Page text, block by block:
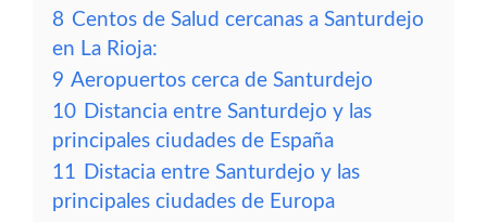
8 Centos de Salud cercanas a Santurdejo
en La Rioja:
9 Aeropuertos cerca de Santurdejo
10 Distancia entre Santurdejo y las
principales ciudades de España
11 Distacia entre Santurdejo y las
principales ciudades de Europa